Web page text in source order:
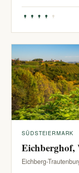
SÜDSTEIERMARK
Eichberghof,
Eichberg-